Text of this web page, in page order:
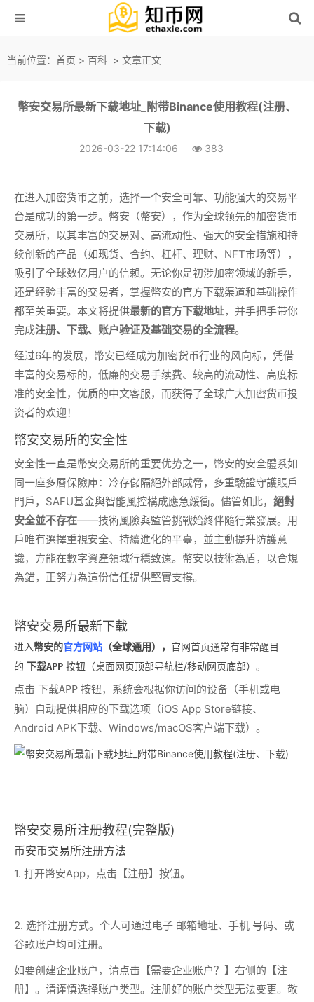
当前位置： 首页 > 百科 > 文章正文
幣安交易所最新下载地址_附带Binance使用教程(注册、
下载)
2026-03-22 17:14:06 383
在进入加密货币之前，选择一个安全可靠、功能强大的交易平
台是成功的第一步。幣安（幣安），作为全球领先的加密货币
交易所，以其丰富的交易对、高流动性、强大的安全措施和持
续创新的产品（如现货、合约、杠杆、理财、NFT市场等），
吸引了全球数亿用户的信赖。无论你是初涉加密领域的新手，
还是经验丰富的交易者，掌握幣安的官方下载渠道和基础操作
都至关重要。本文将提供最新的官方下载地址，并手把手带你
完成注册、下载、账户验证及基础交易的全流程。
经过6年的发展，幣安已经成为加密货币行业的风向标，凭借
丰富的交易标的，低廉的交易手续费、较高的流动性、高度标
准的安全性，优质的中文客服，而获得了全球广大加密货币投
资者的欢迎！
幣安交易所的安全性
安全性一直是幣安交易所的重要优势之一，幣安的安全體系如
同一座多層保險庫：冷存儲隔絕外部威脅，多重驗證守護賬戶
門戶，SAFU基金與智能風控構成應急緩衝。儘管如此， 絕對
安全並不存在——技術風險與監管挑戰始終伴隨行業發展。用
戶唯有選擇重視安全、持續進化的平臺，並主動提升防護意
識，方能在數字資產領域行穩致遠。幣安以技術為盾，以合規
為錨，正努力為這份信任提供堅實支撐。
幣安交易所最新下载
进入幣安的官方网站 （全球通用）， 官网首页通常有非常醒目
的 下载APP 按钮（桌面网页顶部导航栏/移动网页底部）。
点击 下载APP 按钮，系统会根据你访问的设备（手机或电
脑）自动提供相应的下载选项（iOS App Store链接、
Android APK下载、Windows/macOS客户端下载）。
幣安交易所注册教程(完整版)
币安币交易所注册方法
1. 打开幣安App，点击【注册】按钮。
2. 选择注册方式。个人可通过电子 邮箱地址、手机 号码、或
谷歌账户均可注册。
如要创建企业账户，请点击【需要企业账户？】右侧的【注
册】。请谨慎选择账户类型。注册好的账户类型无法变更。敬